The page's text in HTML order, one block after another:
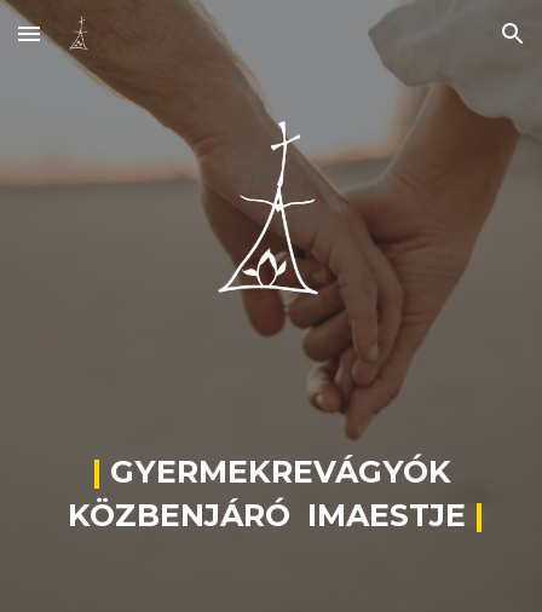
Skip to main content Skip to navigation
| GYERMEKREVÁGYÓK
KÖZBENJÁRÓ IMAESTJE |